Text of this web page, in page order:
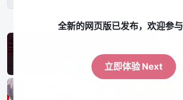
第16集 第17集
全新的网页版已发布，欢迎参与
立即体验 Next